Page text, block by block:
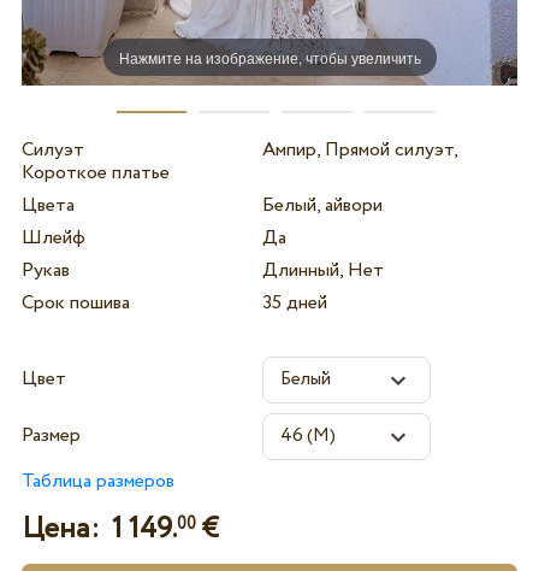
Нажмите на изображение, чтобы увеличить
Силуэт
Ампир, Прямой силуэт,
Короткое платье
Цвета
Белый, айвори
Шлейф
Да
Рукав
Длинный, Нет
Срок пошива
35 дней
Цвет
Размер
Таблица размеров
Цена: 1 149.00€